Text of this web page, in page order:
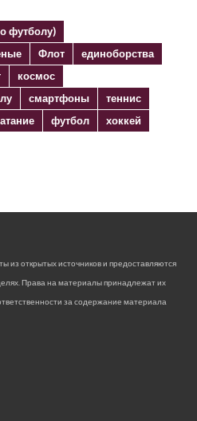
футболу)
Флот
единоборства
космос
смартфоны
теннис
футбол хоккей
из открытых источников и предоставляются
Права на материалы принадлежат их
за содержание материала